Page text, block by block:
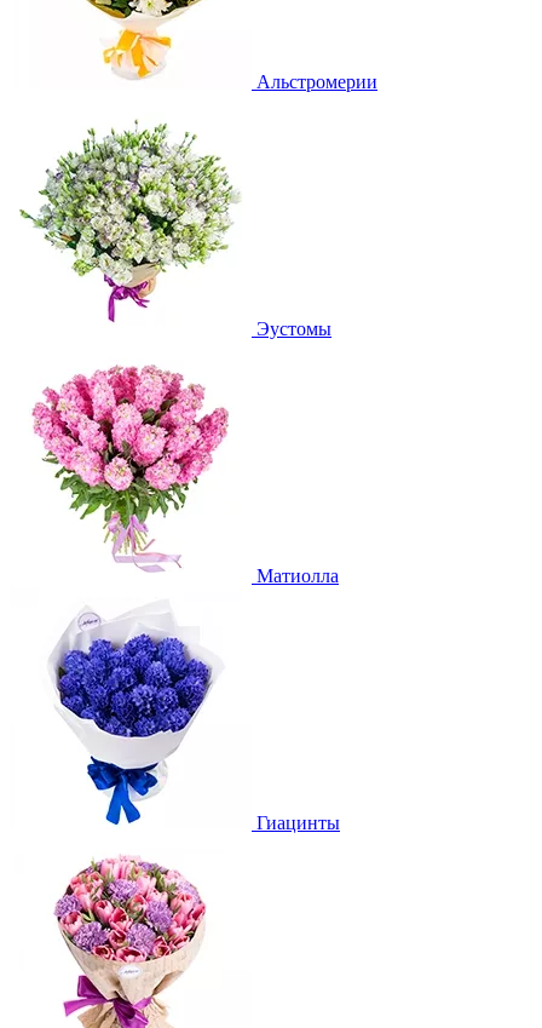
Альстромерии
Эустомы
Матиолла
Гиацинты